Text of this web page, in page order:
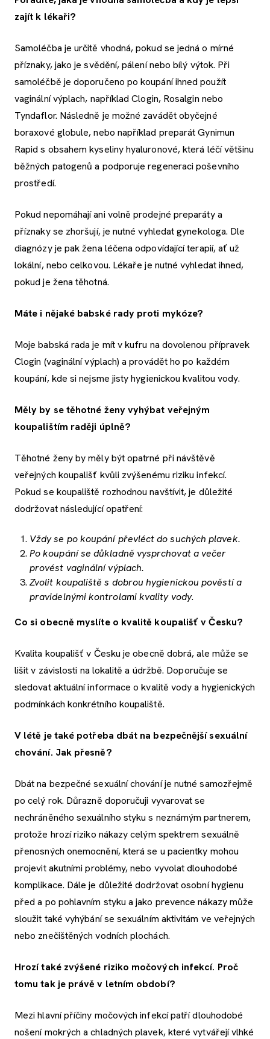
zajít k lékaři?
Samoléčba je určitě vhodná, pokud se jedná o mírné
příznaky, jako je svědění, pálení nebo bílý výtok. Při
samoléčbě je doporučeno po koupání ihned použít
vaginální výplach, například Clogin, Rosalgin nebo
Tyndaflor. Následně je možné zavádět obyčejné
boraxové globule, nebo například preparát Gynimun
Rapid s obsahem kyseliny hyaluronové, která léčí většinu
běžných patogenů a podporuje regeneraci poševního
prostředí.
Pokud nepomáhají ani volně prodejné preparáty a
příznaky se zhoršují, je nutné vyhledat gynekologa. Dle
diagnózy je pak žena léčena odpovídající terapií, ať už
lokální, nebo celkovou. Lékaře je nutné vyhledat ihned,
pokud je žena těhotná.
Máte i nějaké babské rady proti mykóze?
Moje babská rada je mít v kufru na dovolenou přípravek
Clogin (vaginální výplach) a provádět ho po každém
koupání, kde si nejsme jisty hygienickou kvalitou vody.
Měly by se těhotné ženy vyhýbat veřejným
koupalištím raději úplně?
Těhotné ženy by měly být opatrné při návštěvě
veřejných koupališť kvůli zvýšenému riziku infekcí.
Pokud se koupaliště rozhodnou navštívit, je důležité
dodržovat následující opatření:
Vždy se po koupání převléct do suchých plavek.
Po koupání se důkladně vysprchovat a večer
provést vaginální výplach.
Zvolit koupaliště s dobrou hygienickou pověstí a
pravidelnými kontrolami kvality vody.
Co si obecně myslíte o kvalitě koupališť v Česku?
Kvalita koupališť v Česku je obecně dobrá, ale může se
lišit v závislosti na lokalitě a údržbě. Doporučuje se
sledovat aktuální informace o kvalitě vody a hygienických
podmínkách konkrétního koupaliště.
V létě je také potřeba dbát na bezpečnější sexuální
chování. Jak přesně?
Dbát na bezpečné sexuální chování je nutné samozřejmě
po celý rok. Důrazně doporučuji vyvarovat se
nechráněného sexuálního styku s neznámým partnerem,
protože hrozí riziko nákazy celým spektrem sexuálně
přenosných onemocnění, která se u pacientky mohou
projevit akutními problémy, nebo vyvolat dlouhodobé
komplikace. Dále je důležité dodržovat osobní hygienu
před a po pohlavním styku a jako prevence nákazy může
sloužit také vyhýbání se sexuálním aktivitám ve veřejných
nebo znečištěných vodních plochách.
Hrozí také zvýšené riziko močových infekcí. Proč
tomu tak je právě v letním období?
Mezi hlavní příčiny močových infekcí patří dlouhodobé
nošení mokrých a chladných plavek, které vytvářejí vlhké